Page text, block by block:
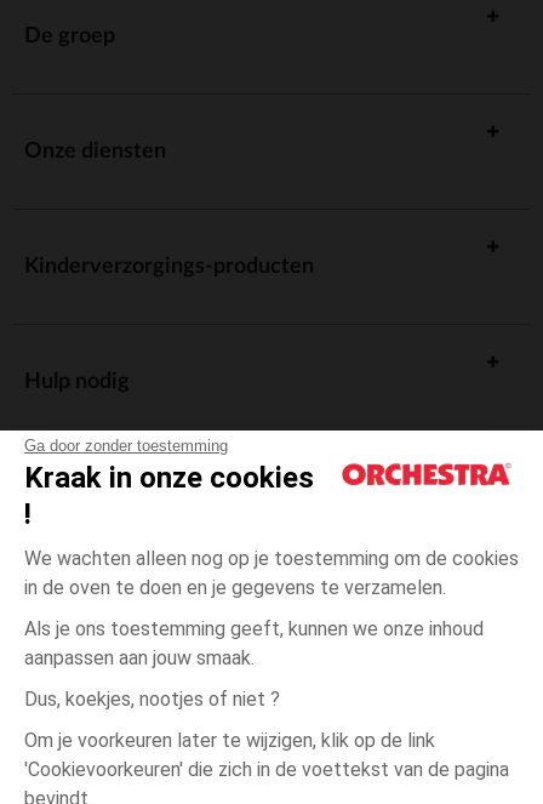
Ga door zonder toestemming
Kraak in onze cookies
!
We wachten alleen nog op je toestemming om de cookies
in de oven te doen en je gegevens te verzamelen.
Als je ons toestemming geeft, kunnen we onze inhoud
aanpassen aan jouw smaak.
Dus, koekjes, nootjes of niet ?
Om je voorkeuren later te wijzigen, klik op de link
'Cookievoorkeuren' die zich in de voettekst van de pagina
bevindt.
Vert Vert 3
De groep
Onze diensten
Kinderverzorgings-producten
Hulp nodig
Algemene verkoopsvoorwaarden
Wettelijke bepalingen
Persoonsgegevens